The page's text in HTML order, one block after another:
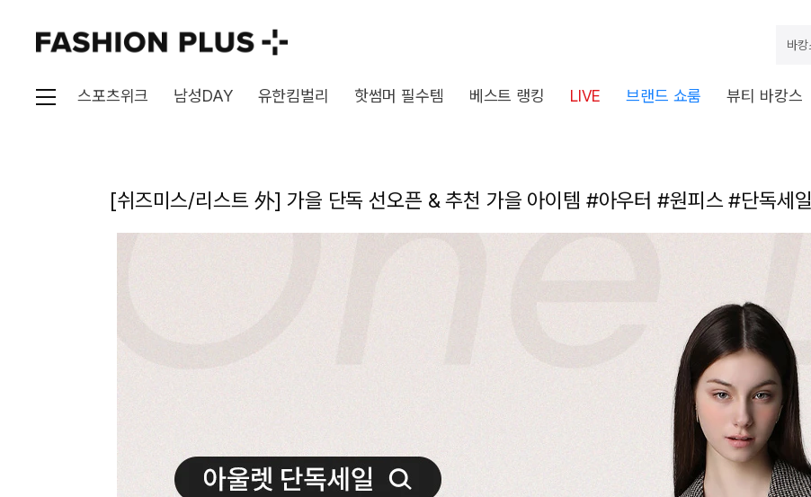
바
스포츠위크 남성DAY 유한킴벌리 핫썸머 필수템 베스트 랭킹 LIVE 브랜드 쇼룸 뷰티 바캉스
[쉬즈미스/리스트 外] 가을 단독 선오픈 & 추천 가을 아이템 #아우터 #원피스 #단독세일